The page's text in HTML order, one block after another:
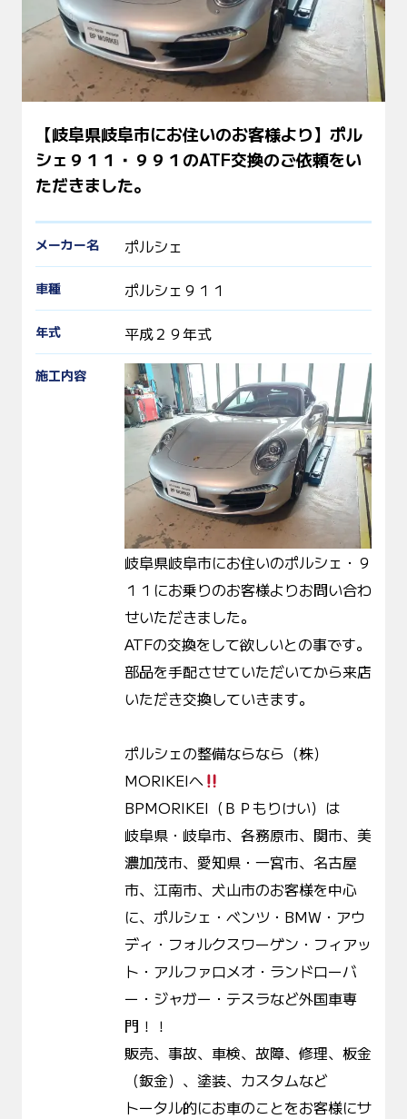
【岐阜県岐阜市にお住いのお客様より】ポル
シェ９１１・９９１のATF交換のご依頼をい
ただきました。
メーカー名 ポルシェ
車種 ポルシェ９１１
年式 平成２９年式
施工内容
岐阜県岐阜市にお住いのポルシェ・９
１１にお乗りのお客様よりお問い合わ
せいただきました。
ATFの交換をして欲しいとの事です。
部品を手配させていただいてから来店
いただき交換していきます。
ポルシェの整備ならなら（株）
MORIKEIへ
BPMORIKEI（ＢＰもりけい）は
岐阜県・岐阜市、各務原市、関市、美
濃加茂市、愛知県・一宮市、名古屋
市、江南市、犬山市のお客様を中心
に、ポルシェ・ベンツ・BMW・アウ
ディ・フォルクスワーゲン・フィアッ
ト・アルファロメオ・ランドローバ
ー・ジャガー・テスラなど外国車専
門！！
販売、事故、車検、故障、修理、板金
（鈑金）、塗装、カスタムなど
トータル的にお車のことをお客様にサ